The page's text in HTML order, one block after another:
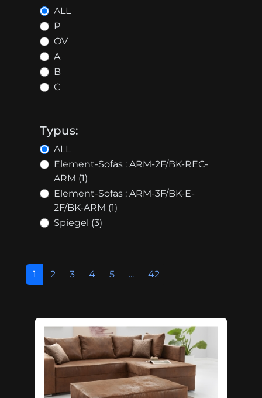
ALL
P
OV
A
B
C
Typus:
ALL
Element-Sofas : ARM-2F/BK-REC-
ARM (1)
Element-Sofas : ARM-3F/BK-E-
2F/BK-ARM (1)
Spiegel (3)
1 2 3 4 5 ... 42